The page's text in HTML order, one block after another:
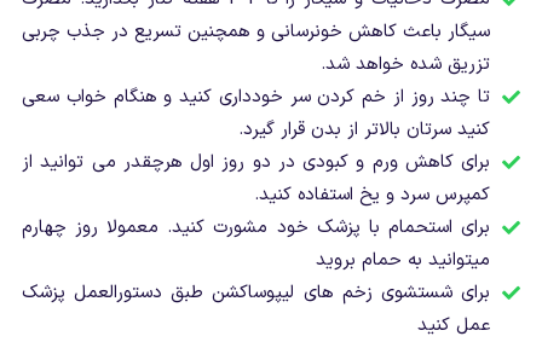
سیگار باعث کاهش خونرسانی و همچنین تسریع در جذب چربی
تزریق شده خواهد شد.
تا چند روز از خم کردن سر خودداری کنید و هنگام خواب سعی
کنید سرتان بالاتر از بدن قرار گیرد.
برای کاهش ورم و کبودی در دو روز اول هرچقدر می توانید از
کمپرس سرد و یخ استفاده کنید.
برای استحمام با پزشک خود مشورت کنید. معمولا روز چهارم
میتوانید به حمام بروید
برای شستشوی زخم های لیپوساکشن طبق دستورالعمل پزشک
عمل کنید